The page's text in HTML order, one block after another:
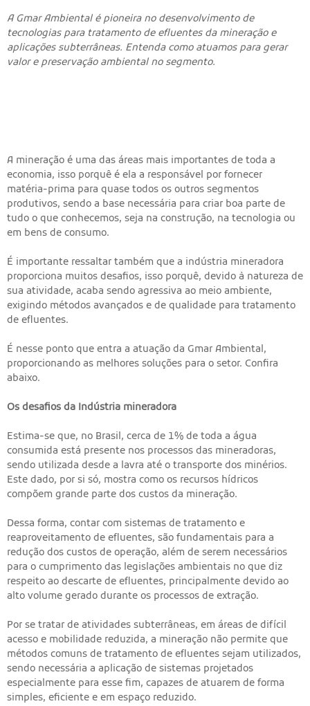
A Gmar Ambiental é pioneira no desenvolvimento de
tecnologias para tratamento de efluentes da mineração e
aplicações subterrâneas. Entenda como atuamos para gerar
valor e preservação ambiental no segmento.
A mineração é uma das áreas mais importantes de toda a
economia, isso porquê é ela a responsável por fornecer
matéria-prima para quase todos os outros segmentos
produtivos, sendo a base necessária para criar boa parte de
tudo o que conhecemos, seja na construção, na tecnologia ou
em bens de consumo.
É importante ressaltar também que a indústria mineradora
proporciona muitos desafios, isso porquê, devido à natureza de
sua atividade, acaba sendo agressiva ao meio ambiente,
exigindo métodos avançados e de qualidade para tratamento
de efluentes.
É nesse ponto que entra a atuação da Gmar Ambiental,
proporcionando as melhores soluções para o setor. Confira
abaixo.
Os desafios da Indústria mineradora
Estima-se que, no Brasil, cerca de 1% de toda a água
consumida está presente nos processos das mineradoras,
sendo utilizada desde a lavra até o transporte dos minérios.
Este dado, por si só, mostra como os recursos hídricos
compõem grande parte dos custos da mineração.
Dessa forma, contar com sistemas de tratamento e
reaproveitamento de efluentes, são fundamentais para a
redução dos custos de operação, além de serem necessários
para o cumprimento das legislações ambientais no que diz
respeito ao descarte de efluentes, principalmente devido ao
alto volume gerado durante os processos de extração.
Por se tratar de atividades subterrâneas, em áreas de difícil
acesso e mobilidade reduzida, a mineração não permite que
métodos comuns de tratamento de efluentes sejam utilizados,
sendo necessária a aplicação de sistemas projetados
especialmente para esse fim, capazes de atuarem de forma
simples, eficiente e em espaço reduzido.